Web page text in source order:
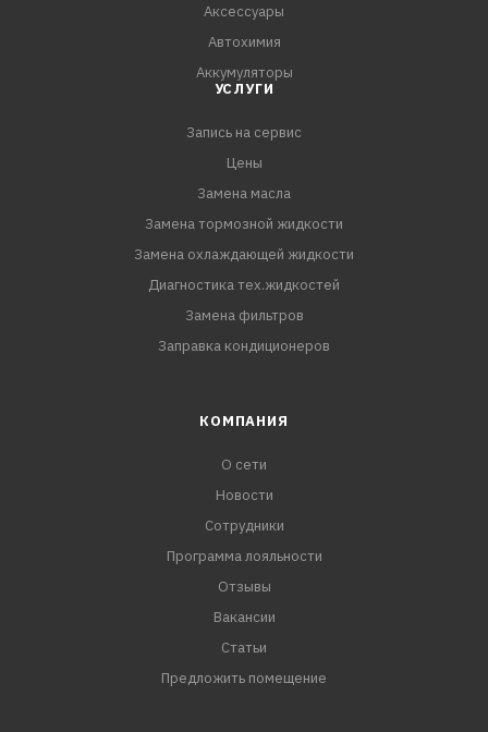
- Удобно распыляется благодаря удлинительной трубке
Аксессуары
Автохимия
Аккумуляторы
УСЛУГИ
Запись на сервис
Цены
Замена масла
Замена тормозной жидкости
Замена охлаждающей жидкости
Диагностика тех.жидкостей
Замена фильтров
Заправка кондиционеров
КОМПАНИЯ
О сети
Новости
Сотрудники
Программа лояльности
Отзывы
Вакансии
Статьи
Предложить помещение